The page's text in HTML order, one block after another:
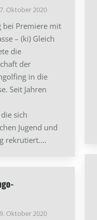
Oktober 2020
bei Premiere mit
– (ki) Gleich
die
der
in die
Seit Jahren
sich
Jugend und
rekrutiert.…
Oktober 2020